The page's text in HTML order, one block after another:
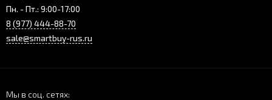
Пн. - Пт.: 9:00-17:00
8 (977) 444-88-70
sale@smartbuy-rus.ru
Мы в соц. сетях